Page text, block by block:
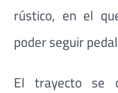
rústico, en el
poder seguir
El trayecto se